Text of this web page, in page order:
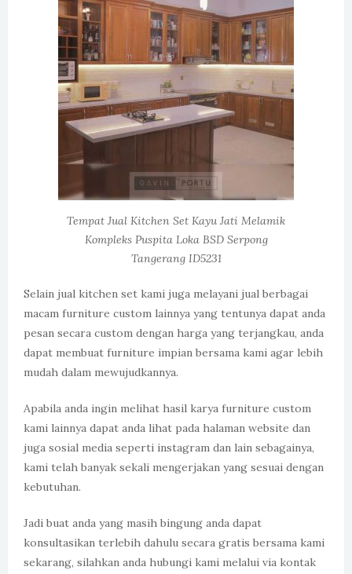
Tempat Jual Kitchen Set Kayu Jati Melamik
Kompleks Puspita Loka BSD Serpong
Tangerang ID5231
Selain jual kitchen set kami juga melayani jual berbagai
macam furniture custom lainnya yang tentunya dapat anda
pesan secara custom dengan harga yang terjangkau, anda
dapat membuat furniture impian bersama kami agar lebih
mudah dalam mewujudkannya.
Apabila anda ingin melihat hasil karya furniture custom
kami lainnya dapat anda lihat pada halaman website dan
juga sosial media seperti instagram dan lain sebagainya,
kami telah banyak sekali mengerjakan yang sesuai dengan
kebutuhan.
Jadi buat anda yang masih bingung anda dapat
konsultasikan terlebih dahulu secara gratis bersama kami
sekarang, silahkan anda hubungi kami melalui via kontak